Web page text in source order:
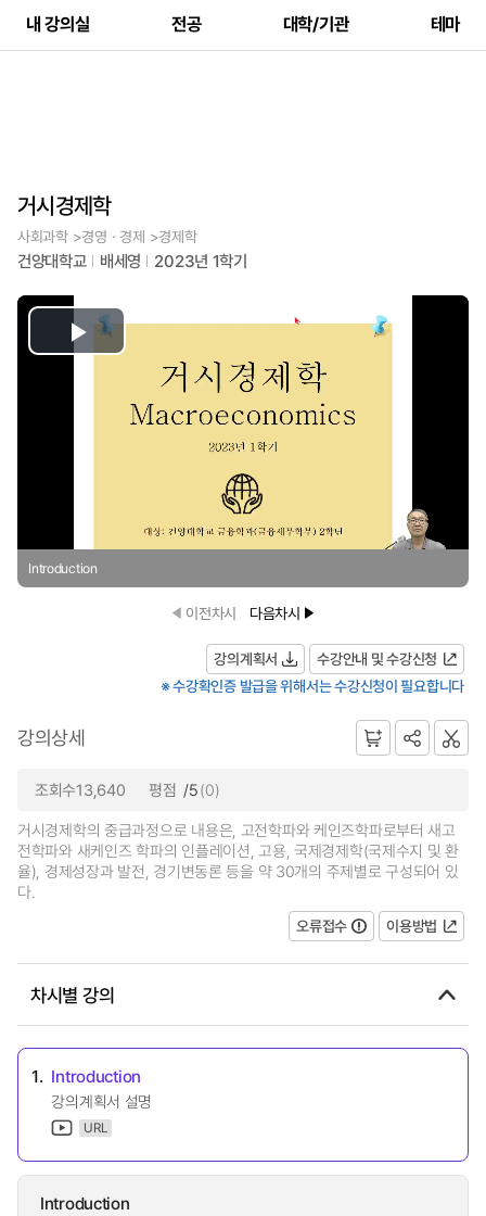
내 강의실 전공 대학/기관 테마
거시경제학
사회과학 >경영ㆍ경제 >경제학
건양대학교 배세영 2023년 1학기
Play
Video
Introduction
이전차시 다음차시
강의계획서
수강안내 및 수강신청
※ 수강확인증 발급을 위해서는 수강신청이 필요합니다
강의상세
조회수13,640 평점 /5(0)
거시경제학의 중급과정으로 내용은, 고전학파와 케인즈학파로부터 새고
전학파와 새케인즈 학파의 인플레이션, 고용, 국제경제학(국제수지 및 환
율), 경제성장과 발전, 경기변동론 등을 약 30개의 주제별로 구성되어 있
다.
오류접수
이용방법
차시별 강의
1. Introduction
강의계획서 설명
URL
Introduction